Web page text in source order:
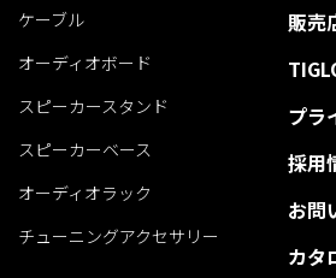
ケーブル
オーディオボード
スピーカースタンド
スピーカーベース
オーディオラック
チューニングアクセサリー
販売
プラ
採用
お問
カタ